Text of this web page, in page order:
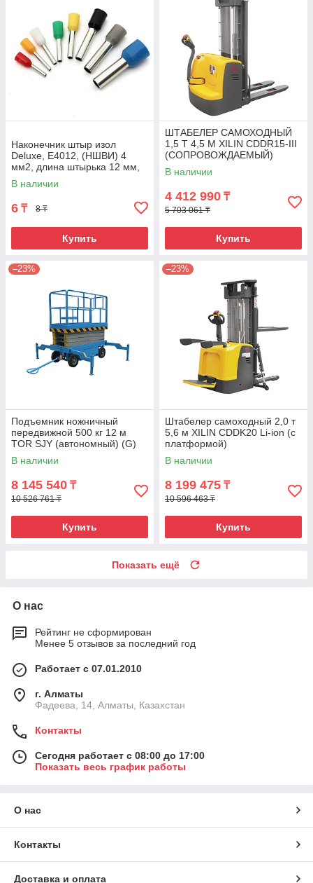
Наконечник штыр изол
Deluxe, Е4012, (НШВИ) 4
мм2, длина штырька 12 мм,
(1000 шт/упак)
В наличии
6 ₸ 8 ₸
Купить
ШТАБЕЛЕР САМОХОДНЫЙ
1,5 Т 4,5 М XILIN CDDR15-III
(СОПРОВОЖДАЕМЫЙ)
В наличии
4 412 990 ₸
5 703 061 ₸
Купить
–23%
Подъемник ножничный
передвижной 500 кг 12 м
TOR SJY (автономный) (G)
В наличии
8 145 540 ₸
10 526 761 ₸
Купить
–23%
Штабелер самоходный 2,0 т
5,6 м XILIN CDDK20 Li-ion (с
платформой)
В наличии
8 199 475 ₸
10 596 463 ₸
Купить
Показать ещё
О нас
Рейтинг не сформирован
Менее 5 отзывов за последний год
Работает с 07.01.2010
г. Алматы
Фадеева, 14, Алматы, Казахстан
Контакты
Сегодня работает с 08:00 до 17:00
Показать весь график работы
О нас
Контакты
Доставка и оплата